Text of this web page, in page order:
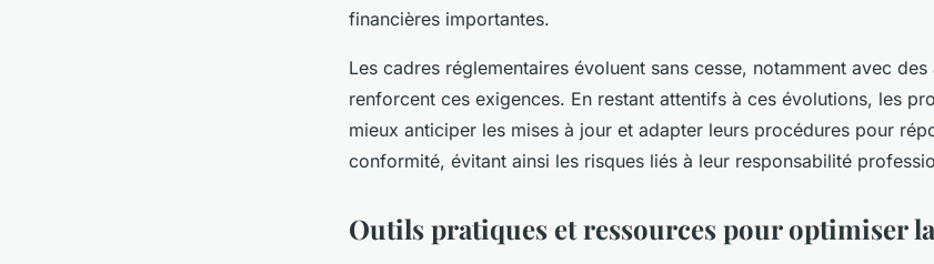
financières importantes.
Les cadres réglementaires évoluent sans cesse, notamment avec
renforcent ces exigences. En restant attentifs à ces évolutions, les
mieux anticiper les mises à jour et adapter leurs procédures pour
conformité, évitant ainsi les risques liés à leur responsabilité
Outils pratiques et ressources pour optimiser